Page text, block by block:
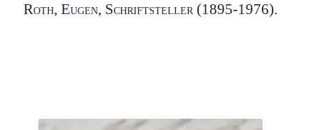
Roth, Eugen, Schriftsteller (1895-1976).